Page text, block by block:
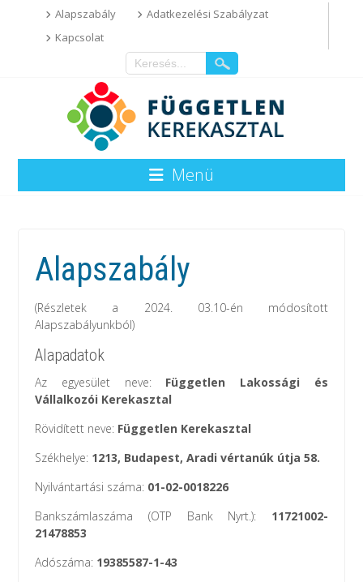
Alapszabály
Adatkezelési Szabályzat
Kapcsolat
Menü
Alapszabály
(Részletek a 2024. 03.10-én módosított
Alapszabályunkból)
Alapadatok
Az egyesület neve: Független Lakossági és
Vállalkozói Kerekasztal
Rövidített neve: Független Kerekasztal
Székhelye: 1213, Budapest, Aradi vértanúk útja 58.
Nyilvántartási száma: 01-02-0018226
Bankszámlaszáma (OTP Bank Nyrt.): 11721002-
21478853
Adószáma: 19385587-1-43